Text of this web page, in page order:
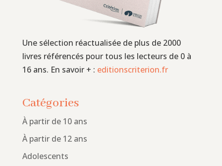
Une sélection réactualisée de plus de 2000
livres référencés pour tous les lecteurs de 0 à
16 ans. En savoir + : editionscriterion.fr
Catégories
À partir de 10 ans
À partir de 12 ans
Adolescents